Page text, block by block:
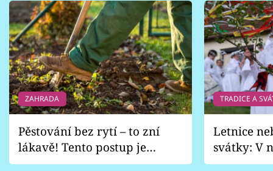
ZAHRADA
Pěstování bez rytí – to zní
lákavě! Tento postup je
vhodný jen pro některé
TRADICE A
Letnice
svátky: V
pondělí